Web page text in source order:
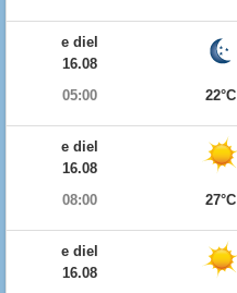
e diel
16.08
05:00
22°C
e diel
16.08
08:00
27°C
e diel
16.08